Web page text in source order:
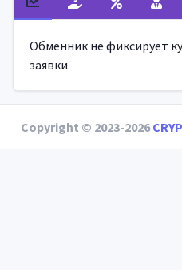
Обменник не фиксирует
заявки
Copyright © 2023-2026